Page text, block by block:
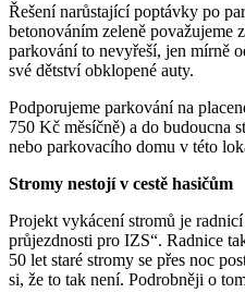
Řešení narůstající poptávky po
betonováním zeleně považujeme
parkování to nevyřeší, jen mírně
své dětství obklopené auty.
Podporujeme parkování na
750 Kč měsíčně) a do budoucna
nebo parkovacího domu v této
Stromy nestojí v cestě hasičům
Projekt vykácení stromů je
průjezdnosti pro IZS“. Radnice
50 let staré stromy se přes noc
si, že to tak není. Podrobněji o